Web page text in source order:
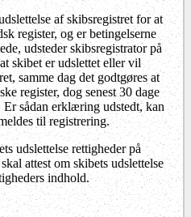
af skibsregistret for at
register, og er betingelserne
udsteder skibsregistrator på
skibet er udslettet eller vil
samme dag det godtgøres at
register, dog senest 30 dage
sådan erklæring udstedt, kan
til registrering.
udslettelse rettigheder på
attest om skibets udslettelse
indhold.